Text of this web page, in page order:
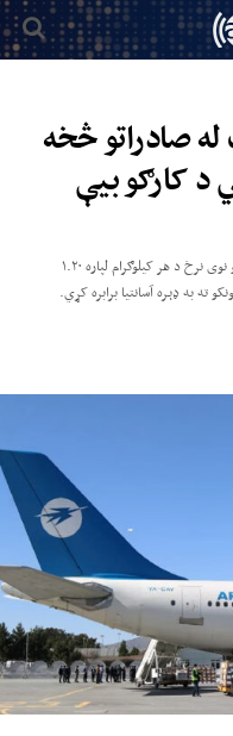
له صادراتو څخه
د کارګو بیې
د یاد شرکت د څرګندونو له مخې؛ د کابل ـ ډیلي د کارګو نوی نرخ د هر کیلوګرام لپاره ۱.۲۰
ته به ډېره آسانتیا برابره کړي.